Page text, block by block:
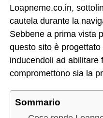
Loapneme.co.in,
cautela durante la
Sebbene a prima vista
questo sito è
inducendoli ad abilitare
compromettono sia la
Sommario